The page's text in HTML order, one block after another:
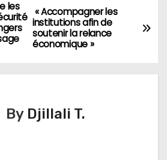
« Accompagner les
institutions afin de
soutenir la relance
économique »
les
By Djillali T.